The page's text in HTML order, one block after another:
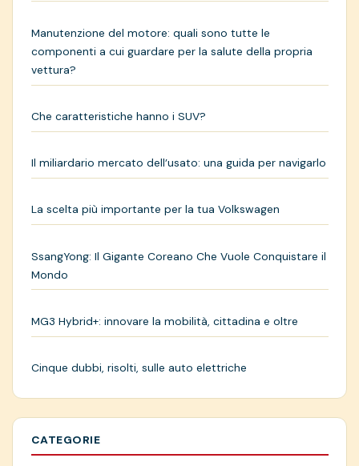
Manutenzione del motore: quali sono tutte le
componenti a cui guardare per la salute della propria
vettura?
Che caratteristiche hanno i SUV?
Il miliardario mercato dell’usato: una guida per navigarlo
La scelta più importante per la tua Volkswagen
SsangYong: Il Gigante Coreano Che Vuole Conquistare il
Mondo
MG3 Hybrid+: innovare la mobilità, cittadina e oltre
Cinque dubbi, risolti, sulle auto elettriche
CATEGORIE